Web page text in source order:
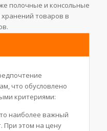
полочные и консольные
товаров в
что обусловлено
критериями:
наиболее важный
При этом на цену